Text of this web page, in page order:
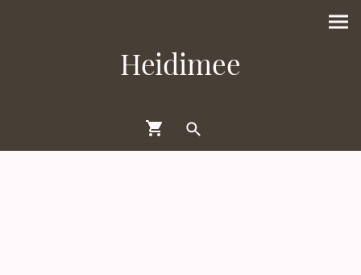
Heidimee